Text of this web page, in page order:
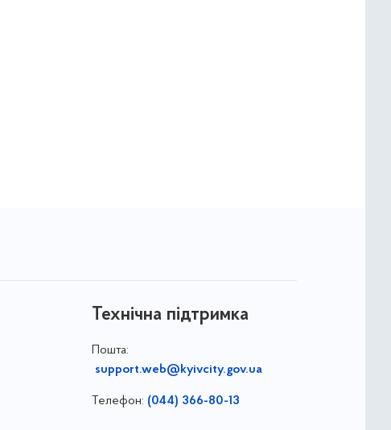
Технічна підтримка
Пошта:
support.web@kyivcity.gov.ua
Телефон: (044) 366-80-13